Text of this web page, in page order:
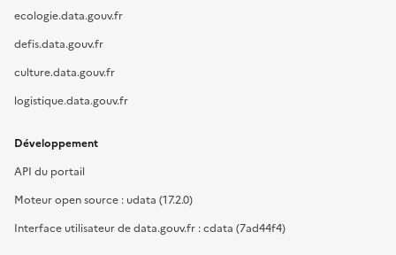
ecologie.data.gouv.fr
defis.data.gouv.fr
culture.data.gouv.fr
logistique.data.gouv.fr
Développement
API du portail
Moteur open source : udata (17.2.0)
Interface utilisateur de data.gouv.fr : cdata (7ad44f4)